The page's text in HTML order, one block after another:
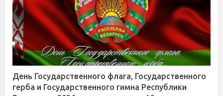
День Государственного флага, Государственного
герба и Государственного гимна Республики